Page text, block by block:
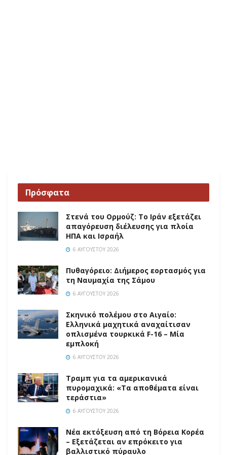
Πρόσφατα
Στενά του Ορμούζ: Το Ιράν εξετάζει
απαγόρευση διέλευσης για πλοία
ΗΠΑ και Ισραήλ
6 ΑΥΓΟΎΣΤΟΥ 2026
Πυθαγόρειο: Διήμερος εορτασμός για
τη Ναυμαχία της Σάμου
6 ΑΥΓΟΎΣΤΟΥ 2026
Σκηνικό πολέμου στο Αιγαίο:
Ελληνικά μαχητικά αναχαίτισαν
οπλισμένα τουρκικά F-16 – Μία
εμπλοκή
6 ΑΥΓΟΎΣΤΟΥ 2026
Τραμπ για τα αμερικανικά
πυρομαχικά: «Τα αποθέματα είναι
τεράστια»
6 ΑΥΓΟΎΣΤΟΥ 2026
Νέα εκτόξευση από τη Βόρεια Κορέα
– Εξετάζεται αν επρόκειτο για
βαλλιστικό πύραυλο